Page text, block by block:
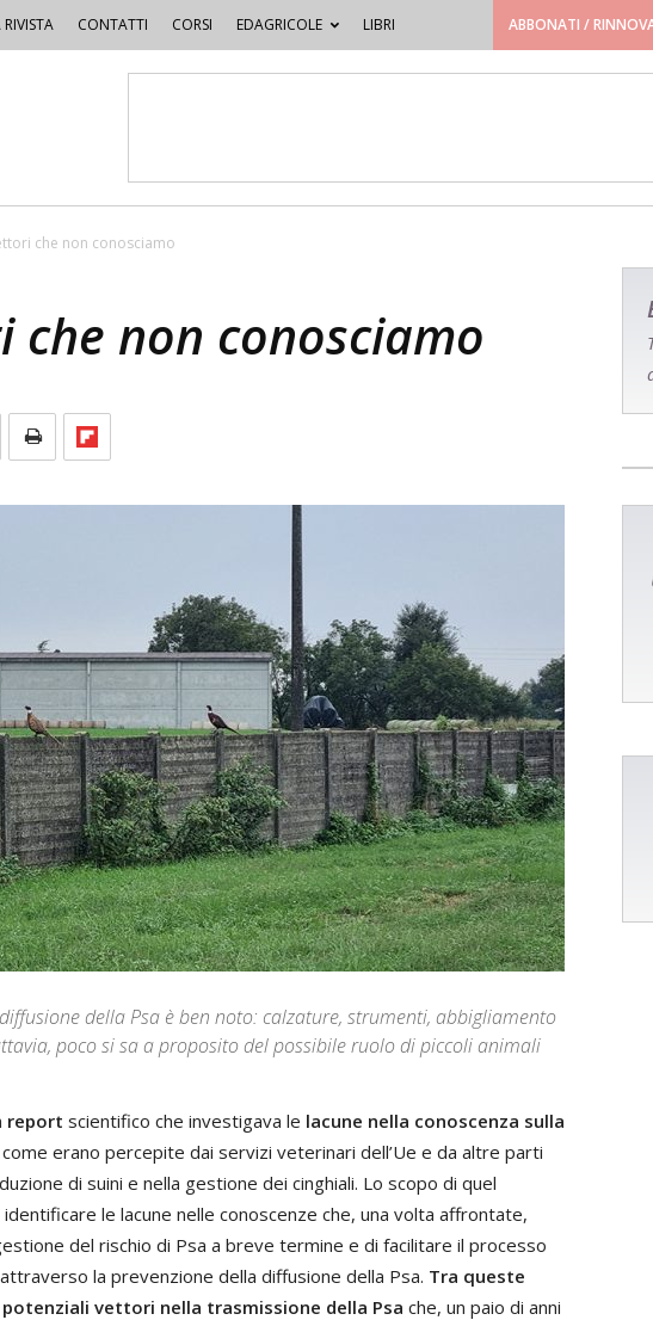
RIVISTA CONTATTI CORSI EDAGRICOLE LIBRI ABBONATI /
che non conosciamo
che non conosciamo
della Psa è ben noto: calzature, strumenti, abbigliamento
poco si sa a proposito del possibile ruolo di piccoli animali
report scientifico che investigava le lacune nella conoscenza sulla
erano percepite dai servizi veterinari dell’Ue e da altre parti
di suini e nella gestione dei cinghiali. Lo scopo di quel
le lacune nelle conoscenze che, una volta affrontate,
del rischio di Psa a breve termine e di facilitare il processo
la prevenzione della diffusione della Psa. Tra queste
vettori nella trasmissione della Psa che, un paio di anni